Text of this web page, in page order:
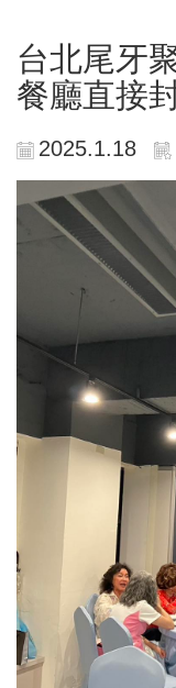
台北尾牙
餐廳直接
2025.1.18